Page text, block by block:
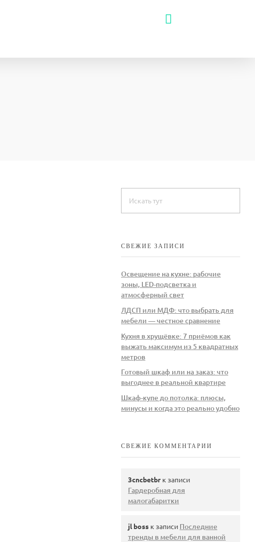
СВЕЖИЕ ЗАПИСИ
Освещение на кухне: рабочие
зоны, LED-подсветка и
атмосферный свет
ЛДСП или МДФ: что выбрать для
мебели — честное сравнение
Кухня в хрущёвке: 7 приёмов как
выжать максимум из 5 квадратных
метров
Готовый шкаф или на заказ: что
выгоднее в реальной квартире
Шкаф-купе до потолка: плюсы,
минусы и когда это реально удобно
СВЕЖИЕ КОММЕНТАРИИ
3cncbetbr к записи
Гардеробная для
малогабаритки
jl boss к записи Последние
тренды в мебели для ванной